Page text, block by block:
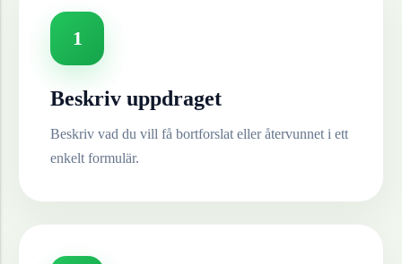
1
Beskriv uppdraget
Beskriv vad du vill få bortforslat eller återvunnet i ett
enkelt formulär.